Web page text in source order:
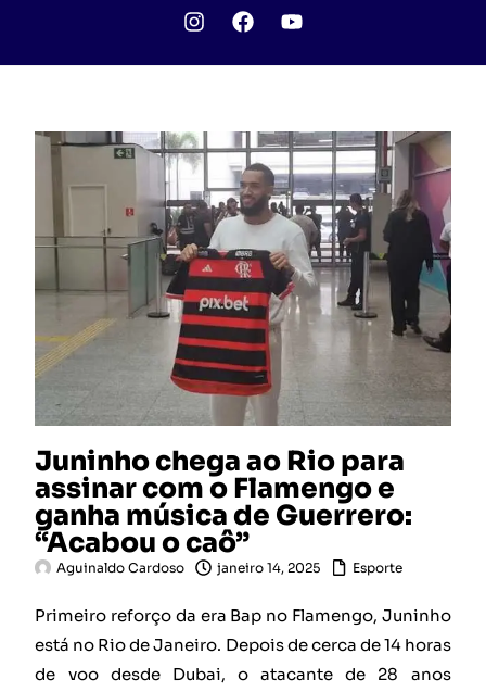
Juninho chega ao Rio para
assinar com o Flamengo e
ganha música de Guerrero:
“Acabou o caô”
Aguinaldo Cardoso janeiro 14, 2025 Esporte
Primeiro reforço da era Bap no Flamengo, Juninho
está no Rio de Janeiro. Depois de cerca de 14 horas
de voo desde Dubai, o atacante de 28 anos